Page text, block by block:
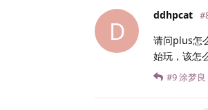
D
ddhpcat
请问plus怎
始玩，该怎
#9涂梦良